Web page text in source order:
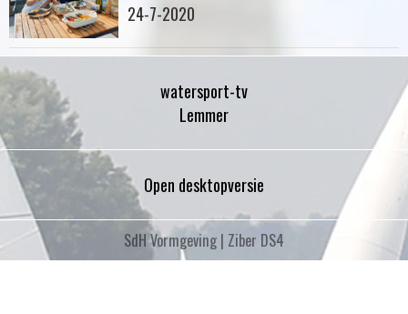
24-7-2020
watersport-tv
Lemmer
Open desktopversie
SdH Vormgeving | Ziber DS4